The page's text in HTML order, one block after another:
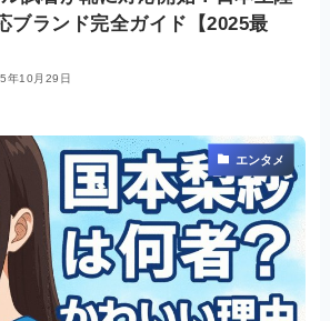
ブランド完全ガイド【2025最
年10月29日
エンタメ